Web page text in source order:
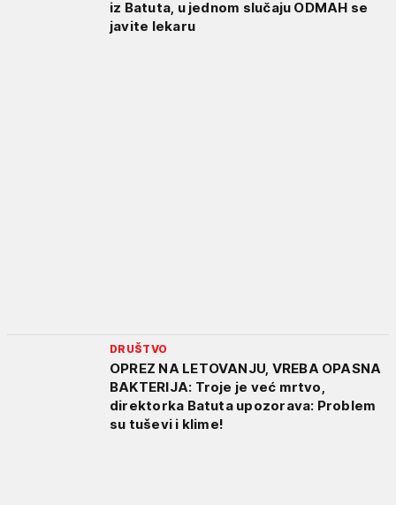
iz Batuta, u jednom slučaju ODMAH se
javite lekaru
DRUŠTVO
OPREZ NA LETOVANJU, VREBA OPASNA
BAKTERIJA: Troje je već mrtvo,
direktorka Batuta upozorava: Problem
su tuševi i klime!